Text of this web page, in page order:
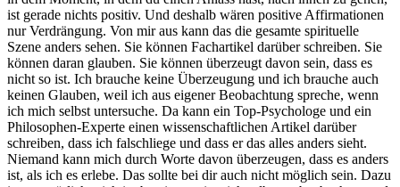
ist gerade nichts positiv. Und deshalb wären positive Affirmationen
nur Verdrängung. Von mir aus kann das die gesamte spirituelle
Szene anders sehen. Sie können Fachartikel darüber schreiben. Sie
können daran glauben. Sie können überzeugt davon sein, dass es
nicht so ist. Ich brauche keine Überzeugung und ich brauche auch
keinen Glauben, weil ich aus eigener Beobachtung spreche, wenn
ich mich selbst untersuche. Da kann ein Top-Psychologe und ein
Philosophen-Experte einen wissenschaftlichen Artikel darüber
schreiben, dass ich falschliege und dass er das alles anders sieht.
Niemand kann mich durch Worte davon überzeugen, dass es anders
ist, als ich es erlebe. Das sollte bei dir auch nicht möglich sein. Dazu